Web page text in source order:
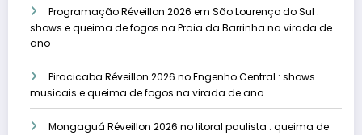
Programação Réveillon 2026 em São Lourenço do Sul :
shows e queima de fogos na Praia da Barrinha na virada de
ano
Piracicaba Réveillon 2026 no Engenho Central : shows
musicais e queima de fogos na virada de ano
Mongaguá Réveillon 2026 no litoral paulista : queima de